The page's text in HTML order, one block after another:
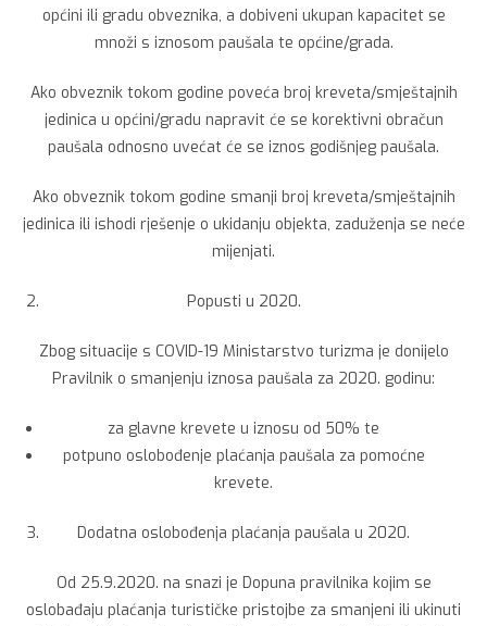
općini ili gradu obveznika, a dobiveni ukupan kapacitet se
množi s iznosom paušala te općine/grada.
Ako obveznik tokom godine poveća broj kreveta/smještajnih
jedinica u općini/gradu napravit će se korektivni obračun
paušala odnosno uvećat će se iznos godišnjeg paušala.
Ako obveznik tokom godine smanji broj kreveta/smještajnih
jedinica ili ishodi rješenje o ukidanju objekta, zaduženja se neće
mijenjati.
Popusti u 2020.
Zbog situacije s COVID-19 Ministarstvo turizma je donijelo
Pravilnik o smanjenju iznosa paušala za 2020. godinu:
za glavne krevete u iznosu od 50% te
potpuno oslobođenje plaćanja paušala za pomoćne
krevete.
Dodatna oslobođenja plaćanja paušala u 2020.
Od 25.9.2020. na snazi je Dopuna pravilnika kojim se
oslobađaju plaćanja turističke pristojbe za smanjeni ili ukinuti